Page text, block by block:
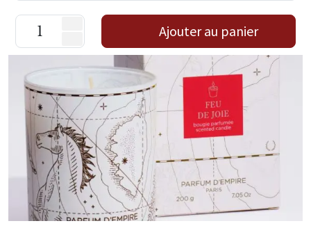
Ajouter au panier
Diffuseurs
Cosmétiques